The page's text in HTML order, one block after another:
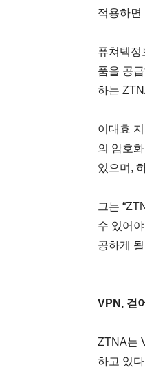
적용하면
퓨쳐텍정
품을 공
하는
이대효
의 암호
있으며,
그는
수 있어
공하게
VPN, 걷
ZTNA는
하고 있